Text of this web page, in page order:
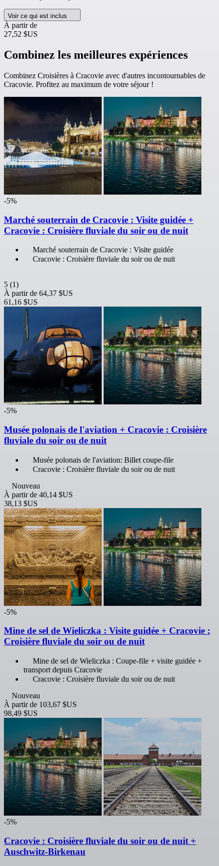
Voir ce qui est inclus
À partir de
27,52 $US
Combinez les meilleures expériences
Combinez Croisières à Cracovie avec d'autres incontournables de
Cracovie. Profitez au maximum de votre séjour !
-5%
Marché souterrain de Cracovie : Visite guidée +
Cracovie : Croisière fluviale du soir ou de nuit
Marché souterrain de Cracovie : Visite guidée
Cracovie : Croisière fluviale du soir ou de nuit
5 (1)
À partir de 64,37 $US
61,16 $US
-5%
Musée polonais de l'aviation + Cracovie : Croisière
fluviale du soir ou de nuit
Musée polonais de l'aviation: Billet coupe-file
Cracovie : Croisière fluviale du soir ou de nuit
Nouveau
À partir de 40,14 $US
38,13 $US
-5%
Mine de sel de Wieliczka : Visite guidée + Cracovie :
Croisière fluviale du soir ou de nuit
Mine de sel de Wieliczka : Coupe-file + visite guidée +
transport depuis Cracovie
Cracovie : Croisière fluviale du soir ou de nuit
Nouveau
À partir de 103,67 $US
98,49 $US
-5%
Cracovie : Croisière fluviale du soir ou de nuit +
Auschwitz-Birkenau